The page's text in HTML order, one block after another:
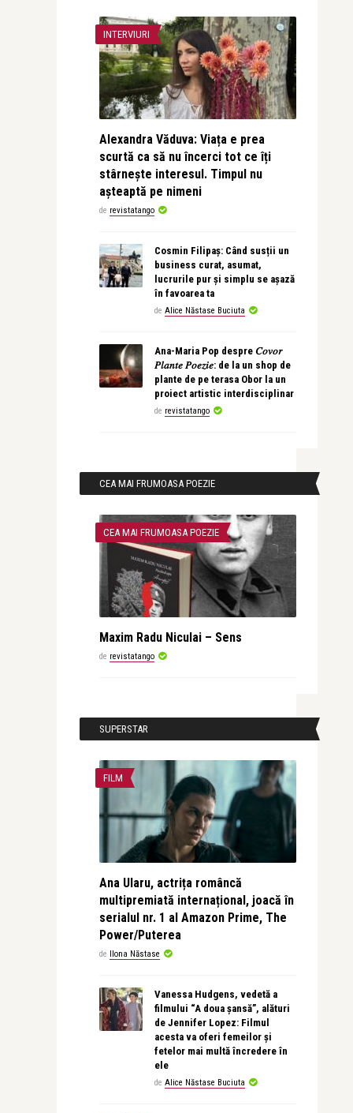
INTERVIURI
Alexandra Văduva: Viața e prea
scurtă ca să nu încerci tot ce îți
stârnește interesul. Timpul nu
așteaptă pe nimeni
de revistatango
Cosmin Filipaș: Când susții un
business curat, asumat,
lucrurile pur și simplu se așază
în favoarea ta
de Alice Năstase Buciuta
Ana-Maria Pop despre 𝐶𝑜𝑣𝑜𝑟
𝑃𝑙𝑎𝑛𝑡𝑒 𝑃𝑜𝑒𝑧𝑖𝑒: de la un shop de
plante de pe terasa Obor la un
proiect artistic interdisciplinar
de revistatango
CEA MAI FRUMOASA POEZIE
CEA MAI FRUMOASA POEZIE
Maxim Radu Niculai – Sens
de revistatango
SUPERSTAR
FILM
Ana Ularu, actrița româncă
multipremiată internațional, joacă în
serialul nr. 1 al Amazon Prime, The
Power/Puterea
de Ilona Năstase
Vanessa Hudgens, vedetă a
filmului “A doua șansă”, alături
de Jennifer Lopez: Filmul
acesta va oferi femeilor și
fetelor mai multă încredere în
ele
de Alice Năstase Buciuta